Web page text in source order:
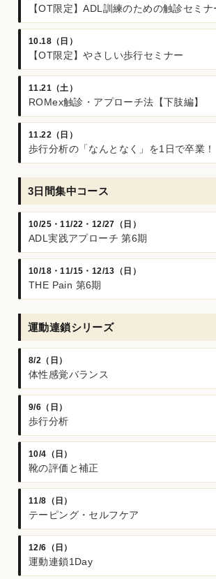
【OT限定】ADL訓練のための触診セミナ
10.18（日）
【OT限定】やさしい歩行セミナー
11.21（土）
ROMex触診・アプローチ法【下肢編】
11.22（日）
歩行分析の「なんとなく」を1日で卒業！
3日間集中コース
10/25・11/22・12/27（日）
ADL実践アプローチ 第6期
10/18・11/15・12/13（日）
THE Pain 第6期
運動連鎖シリーズ
8/2（日）
体性感覚バランス
9/6（日）
歩行分析
10/4（日）
靴の評価と補正
11/8（日）
テーピング・セルフケア
12/6（日）
運動連鎖1Day